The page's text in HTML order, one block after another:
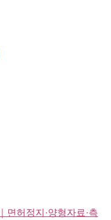
면허정지·양형자료·측